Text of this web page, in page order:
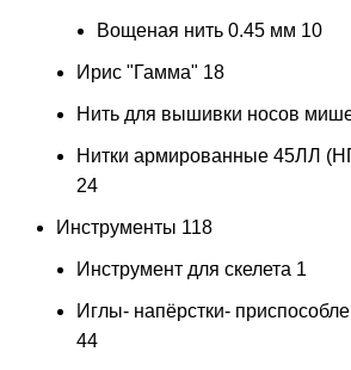
Вощеная нить 0.45 мм 10
Ирис "Гамма" 18
Нить для вышивки носов
Нитки армированные 45ЛЛ
24
Инструменты 118
Инструмент для скелета 1
Иглы- напёрстки-
44